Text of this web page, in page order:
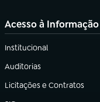
Acesso à Informação
Institucional
(abre em nova aba)
Auditorias
(abre em nova aba)
Licitações e Contratos
(abre em nova aba)